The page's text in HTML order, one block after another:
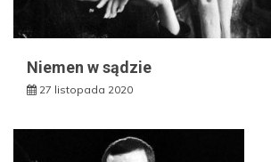
Niemen w sądzie
27 listopada 2020